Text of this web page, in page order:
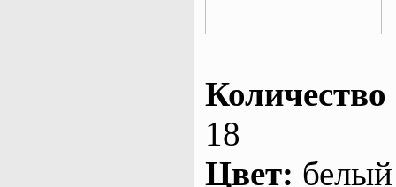
Количество
18
Цвет: белый